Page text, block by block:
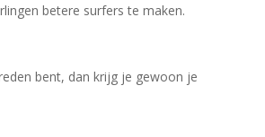
betere surfers te maken.
bent, dan krijg je gewoon je